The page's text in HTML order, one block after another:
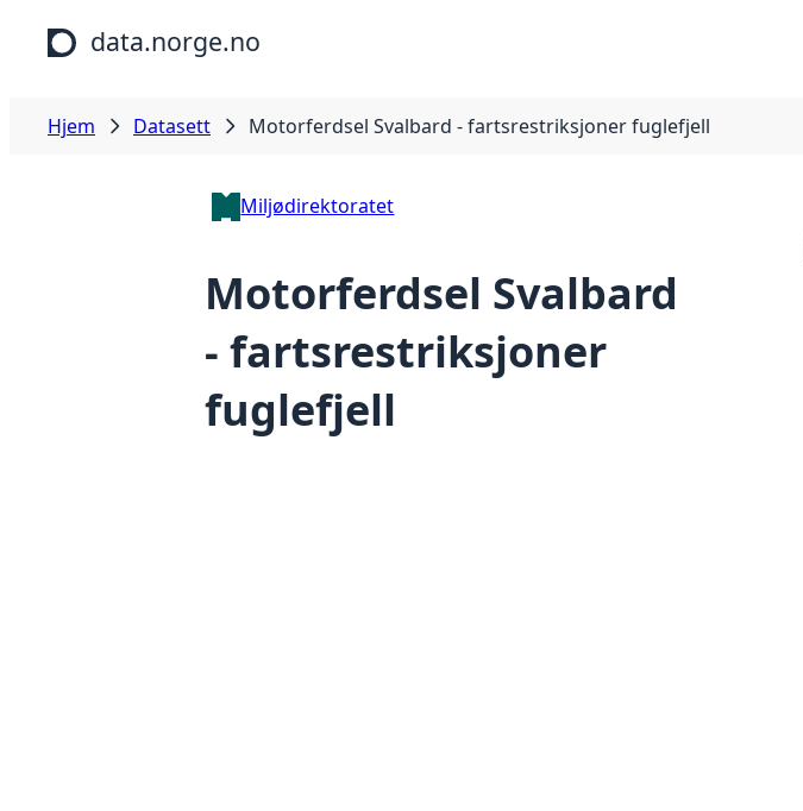
Hopp til hovedinnhold
data.norge.no
Hjem Datasett Motorferdsel Svalbard - fartsrestriksjoner fuglefjell
Miljødirektoratet
Motorferdsel Svalbard
- fartsrestriksjoner
fuglefjell